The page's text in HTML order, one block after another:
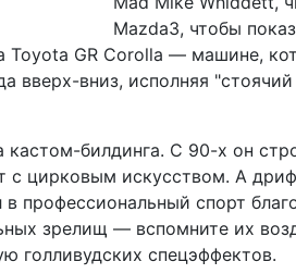
Mazda3, чтобы
GR Corolla — машине,
вверх-вниз, исполняя
билдинга. С 90-х он
цирковым искусством. А
спорт
зрелищ — вспомните их
голливудских спецэффектов.